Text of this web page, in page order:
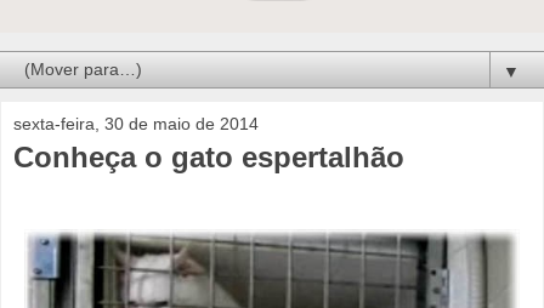
▼
sexta-feira, 30 de maio de 2014
Conheça o gato espertalhão